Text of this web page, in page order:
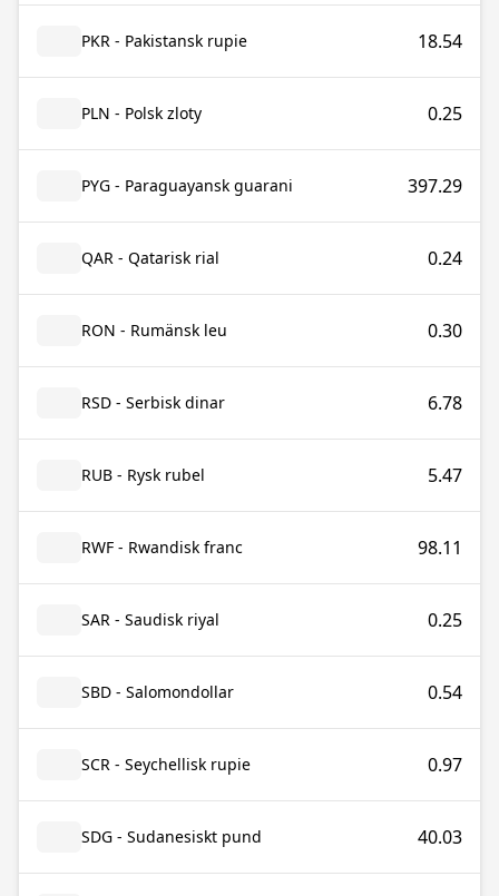
PKR - Pakistansk rupie 18.54
PLN - Polsk zloty 0.25
PYG - Paraguayansk guarani 397.29
QAR - Qatarisk rial 0.24
RON - Rumänsk leu 0.30
RSD - Serbisk dinar 6.78
RUB - Rysk rubel 5.47
RWF - Rwandisk franc 98.11
SAR - Saudisk riyal 0.25
SBD - Salomondollar 0.54
SCR - Seychellisk rupie 0.97
SDG - Sudanesiskt pund 40.03